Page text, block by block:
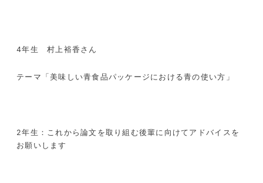
4年生 村上裕香さん
テーマ「美味しい青食品パッケージにおける青の使い方」
2年生：これから論文を取り組む後輩に向けてアドバイスを
お願いします